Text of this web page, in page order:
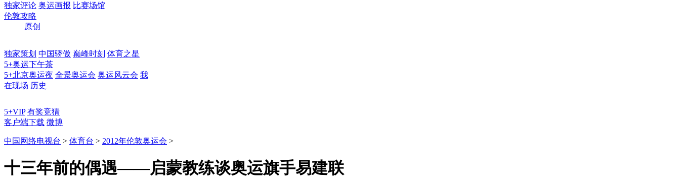
独家评论 奥运画报 比赛场馆
伦敦攻略
原创
独家策划 中国骄傲 巅峰时刻 体育之星
5+奥运下午茶
5+北京奥运夜 全景奥运会 奥运风云会 我
在现场 历史
5+VIP 有奖竞猜
客户端下载 微博
中国网络电视台 > 体育台 > 2012年伦敦奥运会 >
十三年前的偶遇——启蒙教练谈奥运旗手易建联